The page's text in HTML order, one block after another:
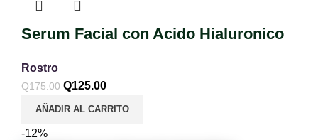
Serum Facial con Acido Hialuronico
Rostro
Q175.00 Q125.00
AÑADIR AL CARRITO
-12%